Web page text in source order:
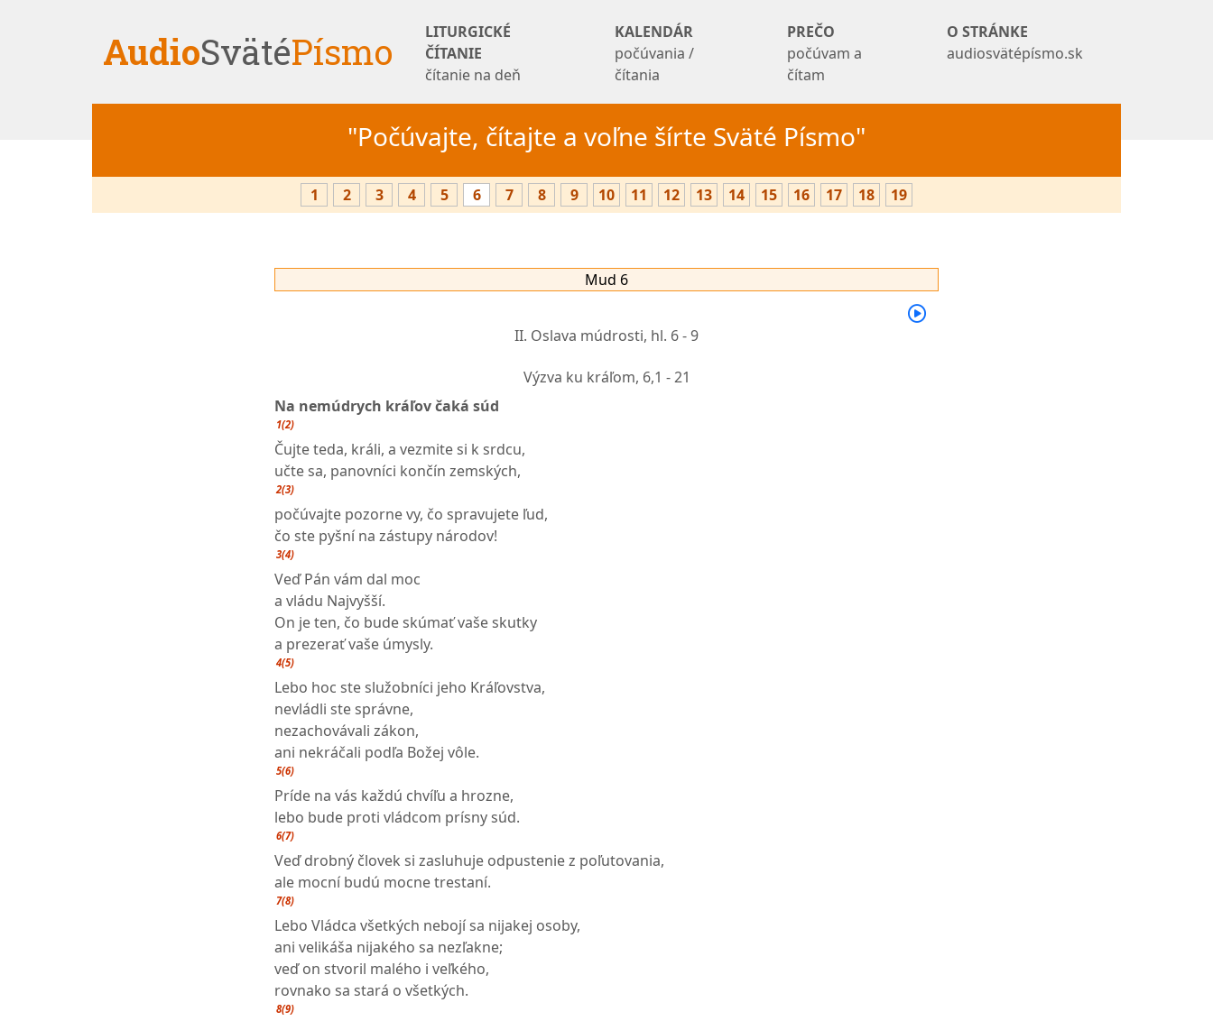
AudioSvätéPísmo
LITURGICKÉ
ČÍTANIE
čítanie na deň
KALENDÁR
počúvania /
čítania
PREČO
počúvam a
čítam
O STRÁNKE
audiosvätépísmo.sk
"Počúvajte, čítajte a voľne šírte Sväté Písmo"
1 2 3 4 5 6 7 8 9 10 11 12 13 14 15 16 17 18 19
Mud 6
II. Oslava múdrosti, hl. 6 - 9
Výzva ku kráľom, 6,1 - 21
Na nemúdrych kráľov čaká súd
1(2)
Čujte teda, králi, a vezmite si k srdcu,
učte sa, panovníci končín zemských,
2(3)
počúvajte pozorne vy, čo spravujete ľud,
čo ste pyšní na zástupy národov!
3(4)
Veď Pán vám dal moc
a vládu Najvyšší.
On je ten, čo bude skúmať vaše skutky
a prezerať vaše úmysly.
4(5)
Lebo hoc ste služobníci jeho Kráľovstva,
nevládli ste správne,
nezachovávali zákon,
ani nekráčali podľa Božej vôle.
5(6)
Príde na vás každú chvíľu a hrozne,
lebo bude proti vládcom prísny súd.
6(7)
Veď drobný človek si zasluhuje odpustenie z poľutovania,
ale mocní budú mocne trestaní.
7(8)
Lebo Vládca všetkých nebojí sa nijakej osoby,
ani velikáša nijakého sa nezľakne;
veď on stvoril malého i veľkého,
rovnako sa stará o všetkých.
8(9)